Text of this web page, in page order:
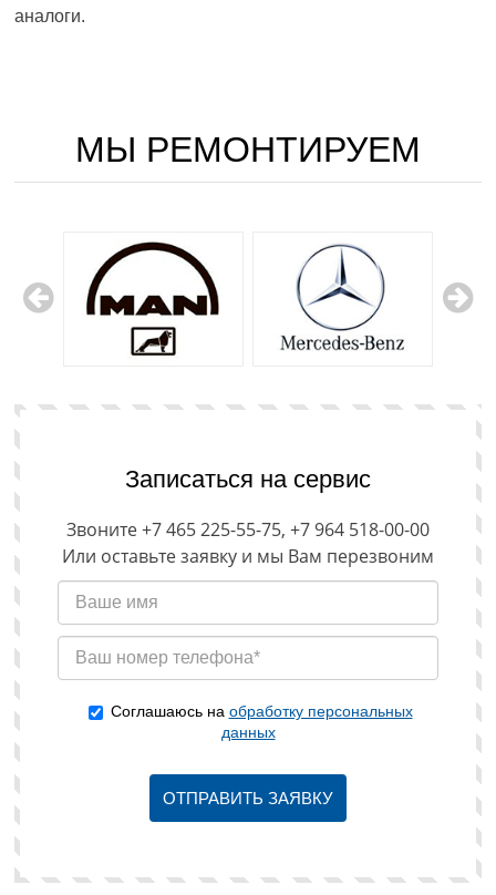
аналоги.
МЫ РЕМОНТИРУЕМ
Записаться на сервис
Звоните +7 465 225-55-75, +7 964 518-00-00
Или оставьте заявку и мы Вам перезвоним
Соглашаюсь на обработку персональных
данных
ОТПРАВИТЬ ЗАЯВКУ